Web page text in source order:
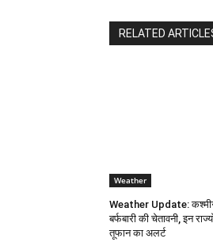
RELATED
Weather
Weather Update:
बर्फबारी की चेतावनी, इन
तूफान का अलर्ट